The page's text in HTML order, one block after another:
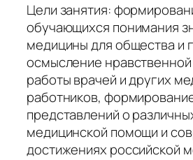
Цели занятия:
обучающихся понимания
медицины для общества и
осмысление
работы врачей и других
работников,
представлений о
медицинской помощи и
достижениях российской